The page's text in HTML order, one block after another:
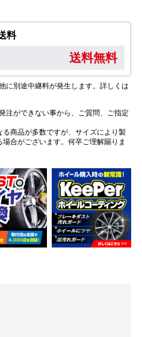
料
送料無料
に別途中継料が発生します。詳しくは
注ができない事から、ご質問、ご指定
商品が多数ですが、サイズにより製
合がございます。何卒ご理解賜りま